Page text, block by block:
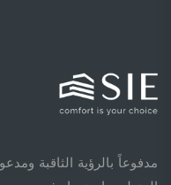
مدفوعاً بالرؤية الثاقبة